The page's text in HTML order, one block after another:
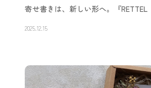
寄せ書きは、新しい形へ。『
2025.12.15